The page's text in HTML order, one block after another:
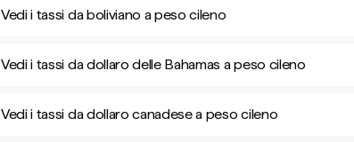
Vedi i tassi da boliviano a peso cileno
Vedi i tassi da dollaro delle Bahamas a peso cileno
Vedi i tassi da dollaro canadese a peso cileno